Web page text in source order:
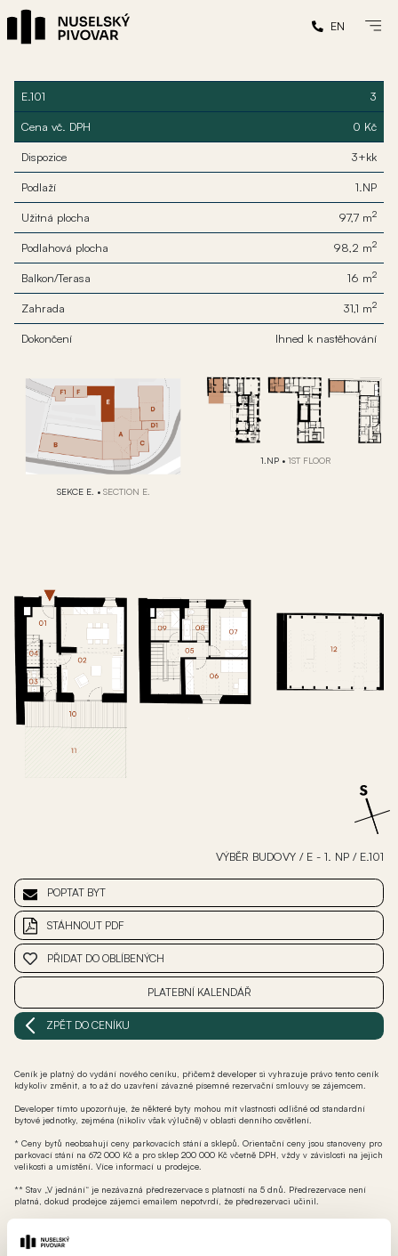
EN
E.101 3
Cena vč. DPH 0 Kč
Dispozice 3+kk
Podlaží 1.NP
Užitná plocha 97,7 m2
Podlahová plocha 98,2 m2
Balkon/Terasa 16 m2
Zahrada 31,1 m2
Dokončení Ihned k nastěhování
SEKCE E. • SECTION E.
1.NP • 1ST FLOOR
VÝBĚR BUDOVY / E - 1. NP / E.101
POPTAT BYT
STÁHNOUT PDF
PŘIDAT DO OBLÍBENÝCH
PLATEBNÍ KALENDÁŘ
ZPĚT DO CENÍKU
Ceník je platný do vydání nového ceníku, přičemž developer si vyhrazuje právo tento ceník
kdykoliv změnit, a to až do uzavření závazné písemné rezervační smlouvy se zájemcem.
Developer tímto upozorňuje, že některé byty mohou mít vlastnosti odlišné od standardní
bytové jednotky, zejména (nikoliv však výlučně) v oblasti denního osvětlení.
* Ceny bytů neobsahují ceny parkovacích stání a sklepů. Orientační ceny jsou stanoveny pro
parkovací stání na 672 000 Kč a pro sklep 200 000 Kč včetně DPH, vždy v závislosti na jejich
velikosti a umístění. Více informací u prodejce.
** Stav „V jednání“ je nezávazná předrezervace s platností na 5 dnů. Předrezervace není
platná, dokud prodejce zájemci emailem nepotvrdí, že předrezervaci učinil.
možností odpočtu DPH).